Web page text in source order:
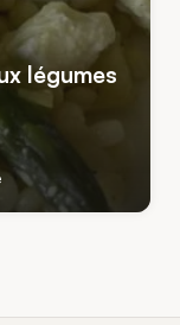
légumes